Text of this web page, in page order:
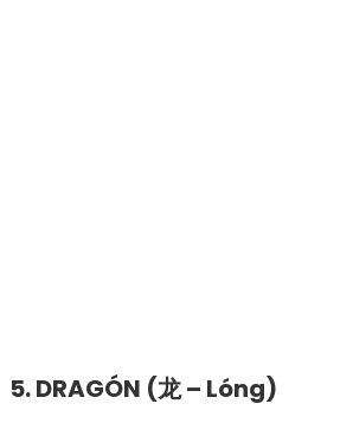
5. DRAGÓN (龙 – Lóng)